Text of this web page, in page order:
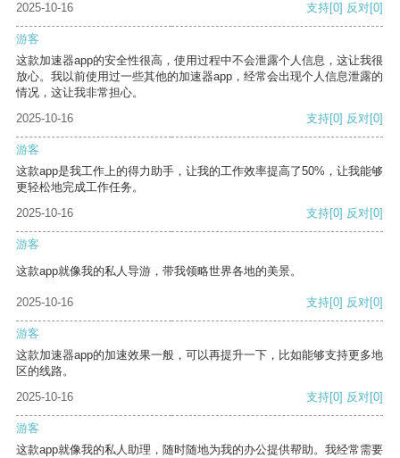
2025-10-16
支持[0] 反对[0]
游客
这款加速器app的安全性很高，使用过程中不会泄露个人信息，这让我很
放心。我以前使用过一些其他的加速器app，经常会出现个人信息泄露的
情况，这让我非常担心。
2025-10-16
支持[0] 反对[0]
游客
这款app是我工作上的得力助手，让我的工作效率提高了50%，让我能够
更轻松地完成工作任务。
2025-10-16
支持[0] 反对[0]
游客
这款app就像我的私人导游，带我领略世界各地的美景。
2025-10-16 支持[0] 反对[0]
游客
这款加速器app的加速效果一般，可以再提升一下，比如能够支持更多地
区的线路。
2025-10-16
支持[0] 反对[0]
游客
这款app就像我的私人助理，随时随地为我的办公提供帮助。我经常需要